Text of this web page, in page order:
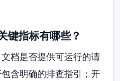
键指标有哪些？
档是否提供可运行的请
含明确的排查指引；开